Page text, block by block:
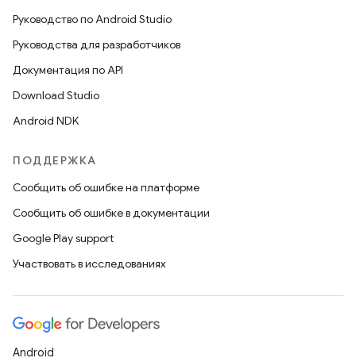
Руководство по Android Studio
Руководства для разработчиков
Документация по API
Download Studio
Android NDK
ПОДДЕРЖКА
Сообщить об ошибке на платформе
Сообщить об ошибке в документации
Google Play support
Участвовать в исследованиях
Android